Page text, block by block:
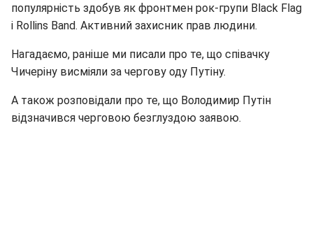
популярність здобув як фронтмен рок-групи Black Flag
і Rollins Band. Активний захисник прав людини.
Нагадаємо, раніше ми писали про те, що співачку
Чичеріну висміяли за чергову оду Путіну.
А також розповідали про те, що Володимир Путін
відзначився черговою безглуздою заявою.